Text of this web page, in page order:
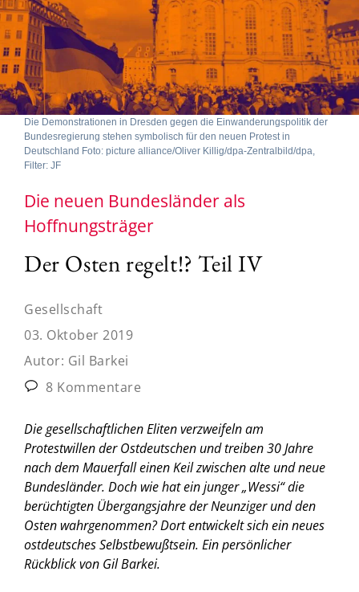
Die Demonstrationen in Dresden gegen die Einwanderungspolitik der
Bundesregierung stehen symbolisch für den neuen Protest in
Deutschland Foto: picture alliance/Oliver Killig/dpa-Zentralbild/dpa,
Filter: JF
Die neuen Bundesländer als
Hoffnungsträger
Der Osten regelt!? Teil IV
Gesellschaft
03. Oktober 2019
Autor: Gil Barkei
8 Kommentare
Die gesellschaftlichen Eliten verzweifeln am
Protestwillen der Ostdeutschen und treiben 30 Jahre
nach dem Mauerfall einen Keil zwischen alte und neue
Bundesländer. Doch wie hat ein junger „Wessi“ die
berüchtigten Übergangsjahre der Neunziger und den
Osten wahrgenommen? Dort entwickelt sich ein neues
ostdeutsches Selbstbewußtsein. Ein persönlicher
Rückblick von Gil Barkei.